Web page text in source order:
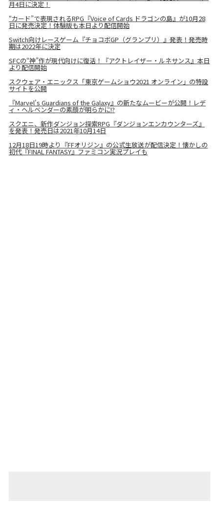
月4日に決定！
“カード”で表現されるRPG『Voice of Cards ドラゴンの島』が10月28
日に発売決定！体験版も本日より配信開始
Switch向けレースゲーム『チョコボGP（グランプリ）』発表！発売時
期は2022年に決定
SFCの“神”作が現代向けに復活！『アクトレイザー・ルネサンス』本日
より配信開始
スクウェア・エニックス「東京ゲームショウ2021 オンライン」の特設
サイトを公開
『Marvel's Guardians of the Galaxy』の新たなムービーが公開！レデ
ィ・ヘルベンダーの素顔が明らかに!?
スクエニ、新作ダンジョン探索RPG『ダンジョンエンカウンターズ』
を発表！発売日は2021年10月14日
12月18日19時より『FFオリジン』の公式生放送が配信決定！懐かしの
初代『FINAL FANTASY』ファミコン実況プレイも